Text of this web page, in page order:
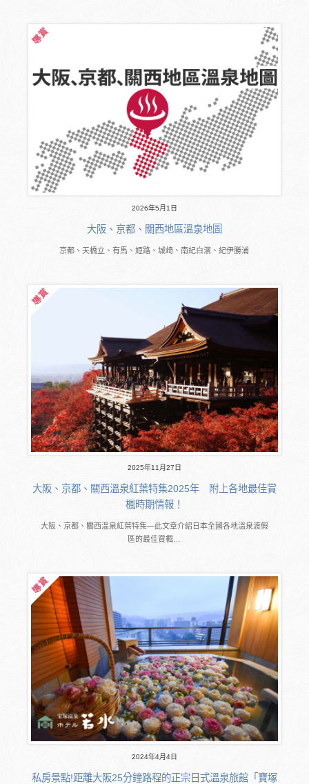
2026年5月1日
大阪、京都、關西地區溫泉地圖
京都、天橋立、有馬、姫路、城崎、南紀白濱、紀伊勝浦
2025年11月27日
大阪、京都、關西溫泉紅葉特集2025年 附上各地最佳賞
楓時期情報！
大阪、京都、關西溫泉紅葉特集―此文章介紹日本全國各地溫泉渡假
區的最佳賞楓…
2024年4月4日
私房景點!距離大阪25分鐘路程的正宗日式溫泉旅館「寶塚